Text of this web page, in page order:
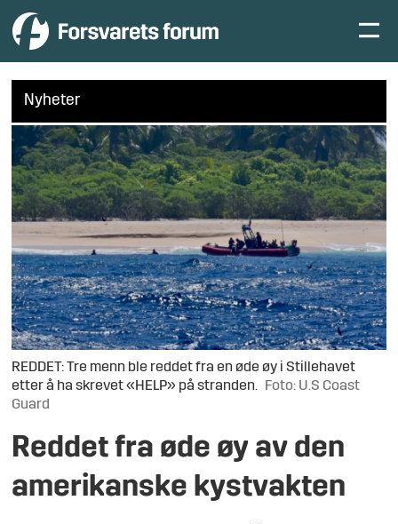
Nyheter
REDDET: Tre menn ble reddet fra en øde øy i Stillehavet
etter å ha skrevet «HELP» på stranden. Foto: U.S Coast
Guard
Reddet fra øde øy av den
amerikanske kystvakten